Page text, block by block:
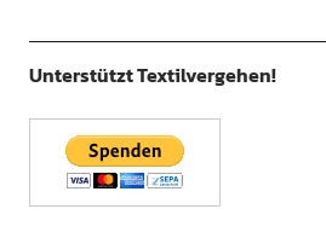
Unterstützt Textilvergehen!